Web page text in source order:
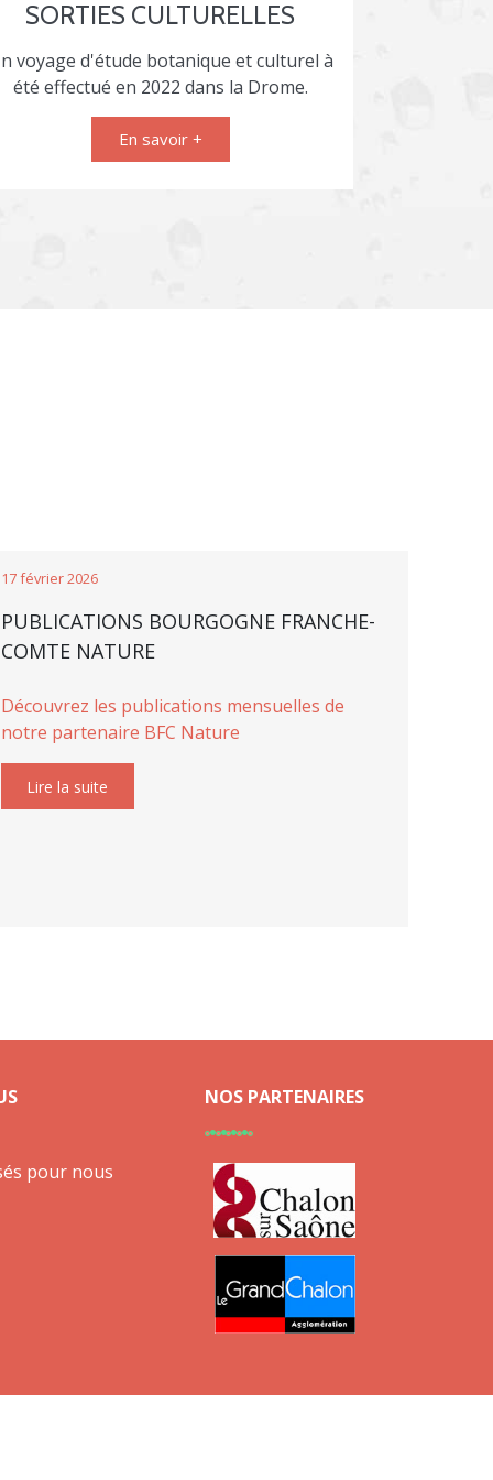
SORTIES CULTURELLES
voyage d'étude botanique et culturel à
été effectué en 2022 dans la Drome.
En savoir +
17 février 2026
PUBLICATIONS BOURGOGNE FRANCHE-
COMTE NATURE
Découvrez les publications mensuelles de
notre partenaire BFC Nature
Lire la suite
pour nous
NOS PARTENAIRES